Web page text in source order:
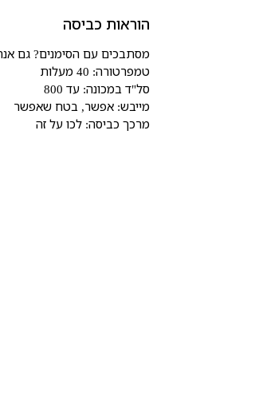
הוראות כביסה
מסתבכים עם הסימנים? גם
טמפרטורה: 40 מעלות
סל"ד במכונה: עד 800
מייבש: אפשר, בטח שאפשר
מרכך כביסה: לכו על זה